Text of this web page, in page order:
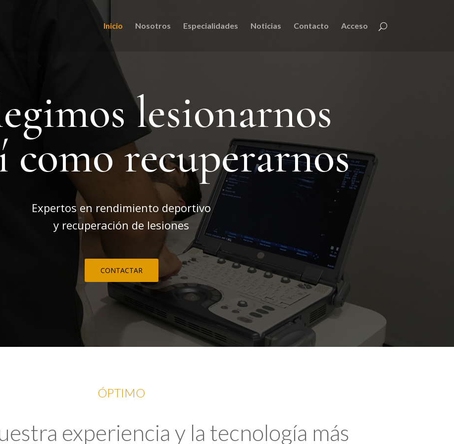
Inicio Nosotros Especialidades Noticias Contacto Acceso
lesionarnos
como recuperarnos
Expertos en rendimiento deportivo
y recuperación de lesiones
CONTACTAR
ÓPTIMO
experiencia y la tecnología más